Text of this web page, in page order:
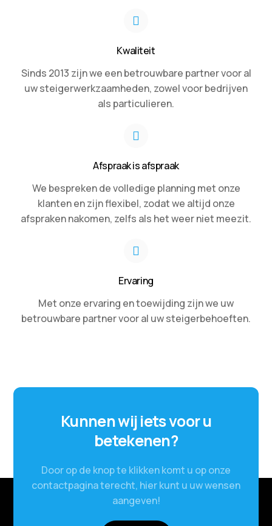
Kwaliteit
Sinds 2013 zijn we een betrouwbare partner voor al
uw steigerwerkzaamheden, zowel voor bedrijven
als particulieren.
Afspraak is afspraak
We bespreken de volledige planning met onze
klanten en zijn flexibel, zodat we altijd onze
afspraken nakomen, zelfs als het weer niet meezit.
Ervaring
Met onze ervaring en toewijding zijn we uw
betrouwbare partner voor al uw steigerbehoeften.
Kunnen wij iets voor u
betekenen?
Door op de knop te klikken komt u op onze
contactpagina terecht, hier kunt u uw wensen
aangeven!